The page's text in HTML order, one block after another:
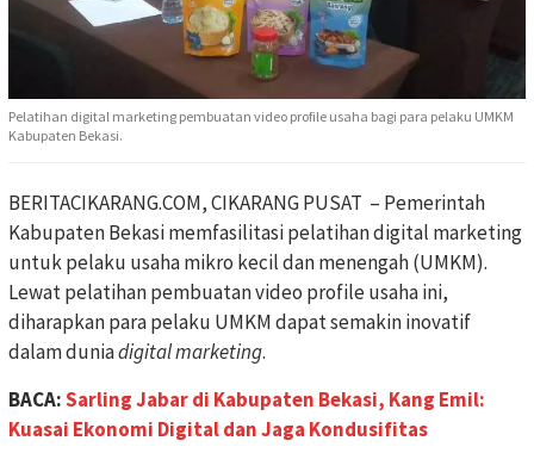
Pelatihan digital marketing pembuatan video profile usaha bagi para pelaku UMKM
Kabupaten Bekasi.
BERITACIKARANG.COM, CIKARANG PUSAT – Pemerintah
Kabupaten Bekasi memfasilitasi pelatihan digital marketing
untuk pelaku usaha mikro kecil dan menengah (UMKM).
Lewat pelatihan pembuatan video profile usaha ini,
diharapkan para pelaku UMKM dapat semakin inovatif
dalam duniadigital marketing.
BACA:Sarling Jabar di Kabupaten Bekasi, Kang Emil:
Kuasai Ekonomi Digital dan Jaga Kondusifitas